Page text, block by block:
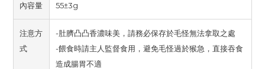
內容量 55±3g
注意方
式
-肚臍凸凸香濃味美，請務必保存於毛怪無法拿取之處
-餵食時請主人監督食用，避免毛怪過於猴急，直接吞食
造成腸胃不適